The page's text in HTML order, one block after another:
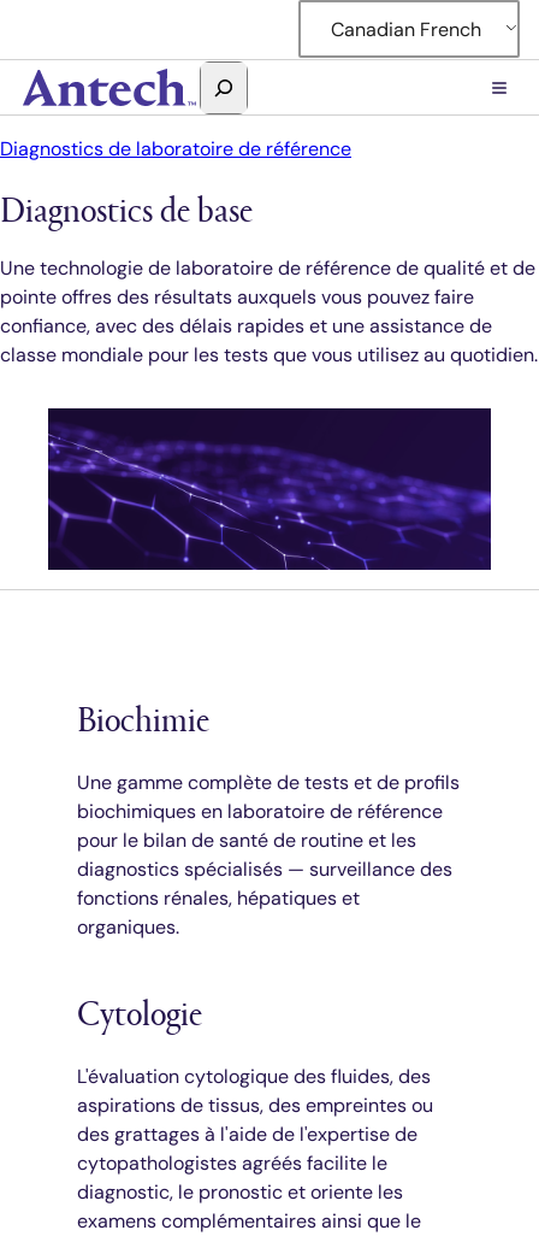
contenu
Canadian French
Rechercher
Antech
Diagnostics de laboratoire de référence
Diagnostics de base
Une technologie de laboratoire de référence de qualité et de
pointe offres des résultats auxquels vous pouvez faire
confiance, avec des délais rapides et une assistance de
classe mondiale pour les tests que vous utilisez au quotidien.
Biochimie
Une gamme complète de tests et de profils
biochimiques en laboratoire de référence
pour le bilan de santé de routine et les
diagnostics spécialisés — surveillance des
fonctions rénales, hépatiques et
organiques.
Cytologie
L'évaluation cytologique des fluides, des
aspirations de tissus, des empreintes ou
des grattages à l'aide de l'expertise de
cytopathologistes agréés facilite le
diagnostic, le pronostic et oriente les
examens complémentaires ainsi que le